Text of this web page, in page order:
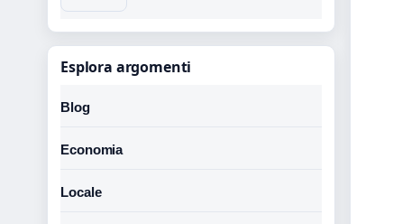
Esplora argomenti
Blog
Economia
Locale